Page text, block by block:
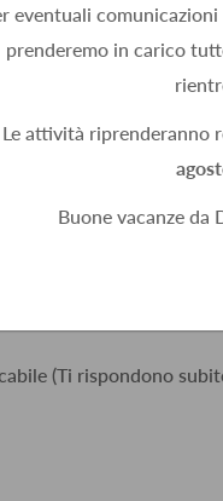
eventuali comunicazioni
prenderemo in carico
Le attività riprenderanno
Buone vacanze
si può pretendere di
(Ti rispondono